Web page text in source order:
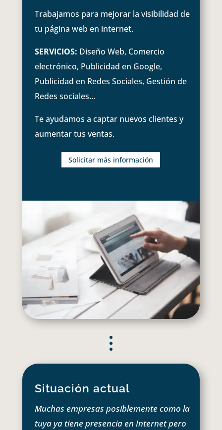
Trabajamos para mejorar la visibilidad de
tu página web en internet.
SERVICIOS: Diseño Web, Comercio
electrónico, Publicidad en Google,
Publicidad en Redes Sociales, Gestión de
Redes sociales…
Te ayudamos a captar nuevos clientes y
aumentar tus ventas.
Solicitar más información
Situación actual
Muchas empresas posiblemente como la
tuya ya tiene presencia en Internet pero